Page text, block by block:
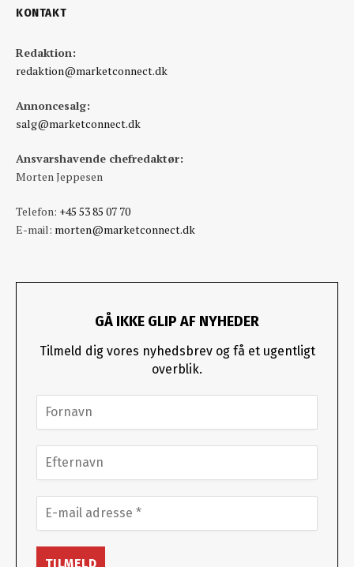
KONTAKT
Redaktion:
redaktion@marketconnect.dk
Annoncesalg:
salg@marketconnect.dk
Ansvarshavende chefredaktør:
Morten Jeppesen
Telefon: +45 53 85 07 70
E-mail: morten@marketconnect.dk
GÅ IKKE GLIP AF NYHEDER
Tilmeld dig vores nyhedsbrev og få et ugentligt
overblik.